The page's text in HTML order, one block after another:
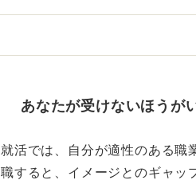
手ごたえがあったのに連絡が来
交通費、更新有無、直接雇用化
ンジなど「即答が必要な項目」
あなたが受けないほうが
就活では、自分が適性のある職
職すると、イメージとのギャッ